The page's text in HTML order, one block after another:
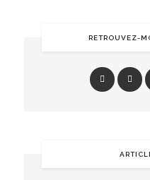
RETROUVEZ-